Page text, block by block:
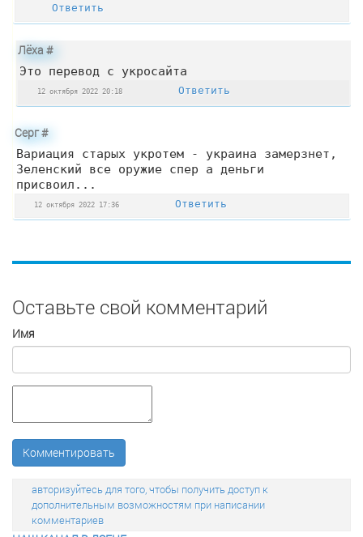
Ответить
Лёха#
Это перевод с укросайта
12 октября 2022 20:18 Ответить
Серг#
Вариация старых укротем - украина замерзнет,
Зеленский все оружие спер а деньги
присвоил...
12 октября 2022 17:36 Ответить
Оставьте свой комментарий
Имя
Комментировать
авторизуйтесь для того, чтобы получить доступ к
дополнительным возможностям при написании
комментариев